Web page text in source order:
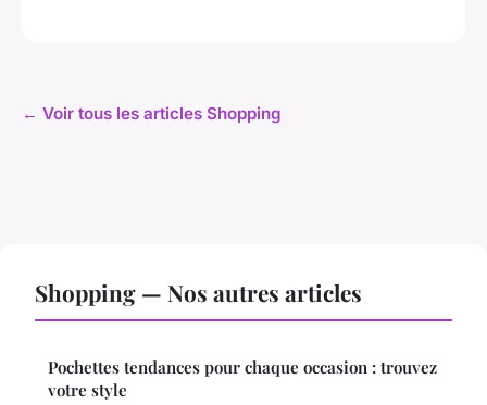
← Voir tous les articles Shopping
Shopping — Nos autres articles
Pochettes tendances pour chaque occasion : trouvez
votre style